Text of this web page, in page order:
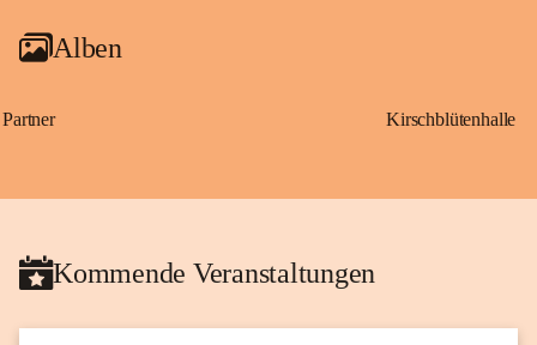
Alben
Partner Kirschblütenhalle
Kommende Veranstaltungen